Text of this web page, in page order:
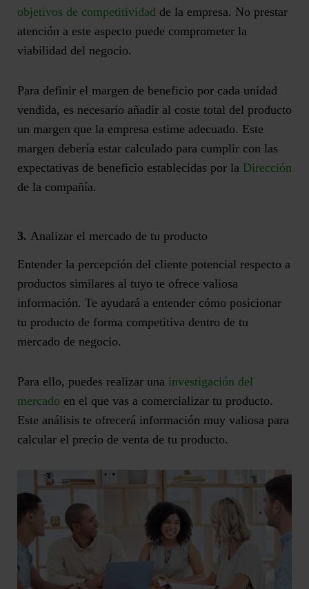
objetivos de competitividad de la empresa. No prestar
atención a este aspecto puede comprometer la
viabilidad del negocio.
Para definir el margen de beneficio por cada unidad
vendida, es necesario añadir al coste total del producto
un margen que la empresa estime adecuado. Este
margen debería estar calculado para cumplir con las
expectativas de beneficio establecidas por la Dirección
de la compañía.
3. Analizar el mercado de tu producto
Entender la percepción del cliente potencial respecto a
productos similares al tuyo te ofrece valiosa
información. Te ayudará a entender cómo posicionar
tu producto de forma competitiva dentro de tu
mercado de negocio.
Para ello, puedes realizar una investigación del
mercado en el que vas a comercializar tu producto.
Este análisis te ofrecerá información muy valiosa para
calcular el precio de venta de tu producto.